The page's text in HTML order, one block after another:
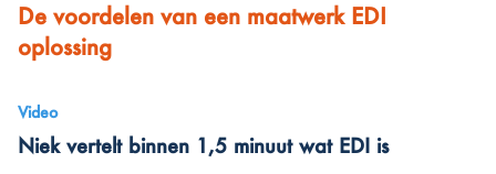
De voordelen van een maatwerk EDI
oplossing
Video
Niek vertelt binnen 1,5 minuut wat EDI is